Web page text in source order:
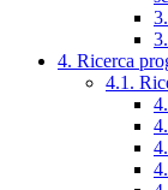
4. Ricerca
4.1.